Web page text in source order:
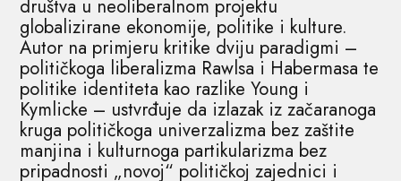
društva u neoliberalnom projektu
globalizirane ekonomije, politike i kulture.
Autor na primjeru kritike dviju paradigmi –
političkoga liberalizma Rawlsa i Habermasa te
politike identiteta kao razlike Young i
Kymlicke – ustvrđuje da izlazak iz začaranoga
kruga političkoga univerzalizma bez zaštite
manjina i kulturnoga partikularizma bez
pripadnosti „novoj“ političkoj zajednici i